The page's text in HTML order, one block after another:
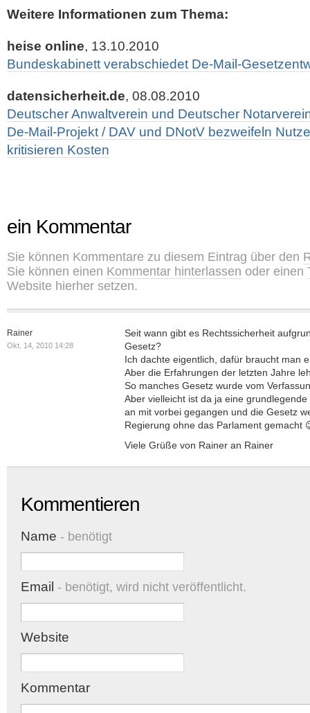
Weitere Informationen zum Thema:
heise online, 13.10.2010
Bundeskabinett verabschiedet De-Mail-
datensicherheit.de, 08.08.2010
Deutscher Anwaltverein und Deutscher
De-Mail-Projekt / DAV und DNotV bezweifeln
kritisieren Kosten
ein Kommentar
Sie können Kommentare zu diesem Eintrag über den
Sie können einen Kommentar hinterlassen oder einen
Website hierher setzen.
Rainer
Okt. 14, 2010 14:28
Seit wann gibt es Rechtssicherheit
Gesetz?
Ich dachte eigentlich, dafür braucht man
Aber die Erfahrungen der letzten Jahre
So manches Gesetz wurde vom
Aber vielleicht ist da ja eine
an mit vorbei gegangen und die Gesetz
Regierung ohne das Parlament gemacht
Viele Grüße von Rainer an Rainer
Kommentieren
Name - benötigt
Email - benötigt, wird nicht veröffentlicht.
Website
Kommentar